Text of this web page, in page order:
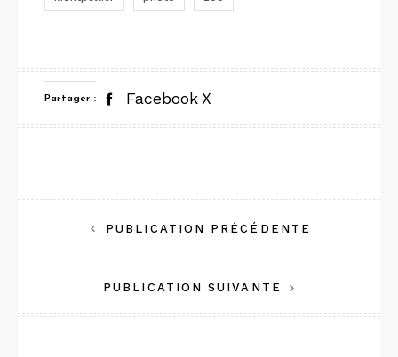
Partager : Facebook X
Navigation
de
l’article
PUBLICATION PRÉCÉDENTE
PUBLICATION SUIVANTE